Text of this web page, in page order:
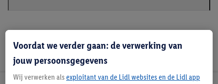
Voordat we verder gaan: de verwerking van
jouw persoonsgegevens
Wij verwerken als exploitant van de Lidl websites en de Lidl app